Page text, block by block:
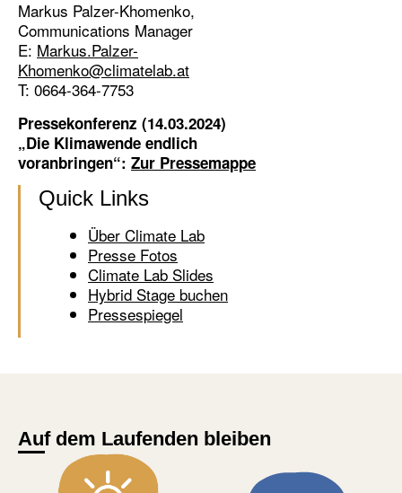
Markus Palzer-Khomenko,
Communications Manager
E: Markus.Palzer-
Khomenko@climatelab.at
T: 0664-364-7753
Pressekonferenz (14.03.2024)
„Die Klimawende endlich
voranbringen“: Zur Pressemappe
Quick Links
Über Climate Lab
Presse Fotos
Climate Lab Slides
Hybrid Stage buchen
Pressespiegel
Auf dem Laufenden bleiben